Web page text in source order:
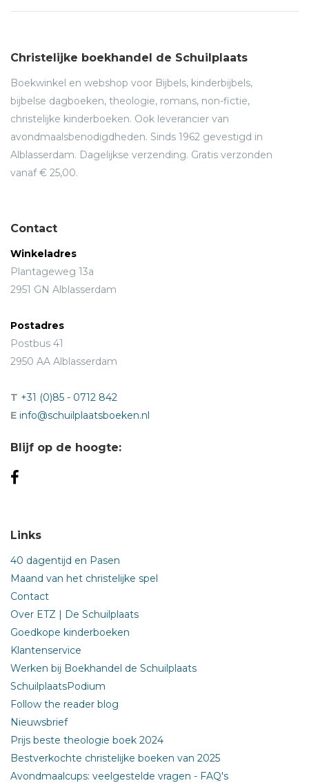
Christelijke boekhandel de Schuilplaats
Boekwinkel en webshop voor Bijbels, kinderbijbels,
bijbelse dagboeken, theologie, romans, non-fictie,
christelijke kinderboeken. Ook leverancier van
avondmaalsbenodigdheden. Sinds 1962 gevestigd in
Alblasserdam. Dagelijkse verzending. Gratis verzonden
vanaf € 25,00.
Contact
Winkeladres
Plantageweg 13a
2951 GN Alblasserdam
Postadres
Postbus 41
2950 AA Alblasserdam
T +31 (0)85 - 0712 842
E info@schuilplaatsboeken.nl
Blijf op de hoogte:
Links
40 dagentijd en Pasen
Maand van het christelijke spel
Contact
Over ETZ | De Schuilplaats
Goedkope kinderboeken
Klantenservice
Werken bij Boekhandel de Schuilplaats
SchuilplaatsPodium
Follow the reader blog
Nieuwsbrief
Prijs beste theologie boek 2024
Bestverkochte christelijke boeken van 2025
Avondmaalcups: veelgestelde vragen - FAQ's